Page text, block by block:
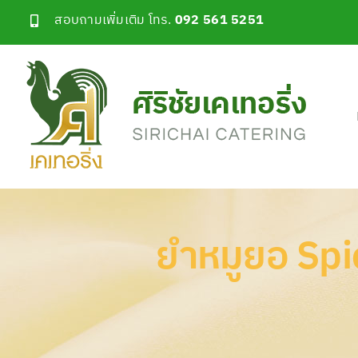
content
สอบถามเพิ่มเติม โทร. 092 561 5251
ยำหมูยอ